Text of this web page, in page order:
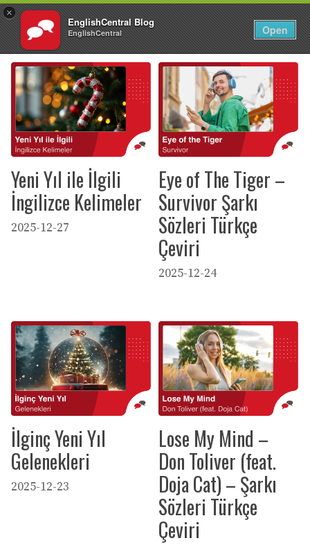
×
EnglishCentral Blog
EnglishCentral Open
Giriş Yap TR
İçeriğe
atla
Yeni Yıl ile İlgili
İngilizce Kelimeler
2025-12-27
Eye of The Tiger –
Survivor Şarkı
Sözleri Türkçe
Çeviri
2025-12-24
İlginç Yeni Yıl
Gelenekleri
2025-12-23
Lose My Mind –
Don Toliver (feat.
Doja Cat) – Şarkı
Sözleri Türkçe
Çeviri